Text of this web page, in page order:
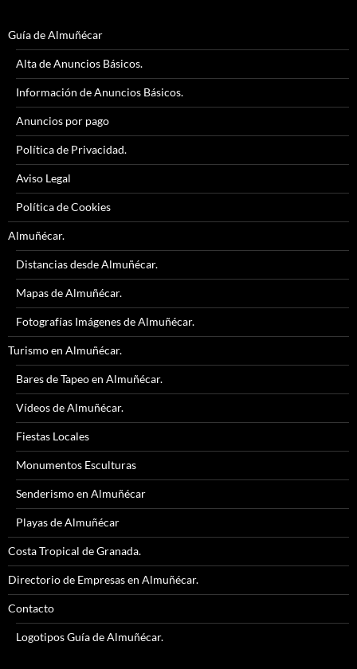
Guía de Almuñécar
Alta de Anuncios Básicos.
Información de Anuncios Básicos.
Anuncios por pago
Política de Privacidad.
Aviso Legal
Política de Cookies
Almuñécar.
Distancias desde Almuñécar.
Mapas de Almuñécar.
Fotografías Imágenes de Almuñécar.
Turismo en Almuñécar.
Bares de Tapeo en Almuñécar.
Vídeos de Almuñécar.
Fiestas Locales
Monumentos Esculturas
Senderismo en Almuñécar
Playas de Almuñécar
Costa Tropical de Granada.
Directorio de Empresas en Almuñécar.
Contacto
Logotipos Guía de Almuñécar.